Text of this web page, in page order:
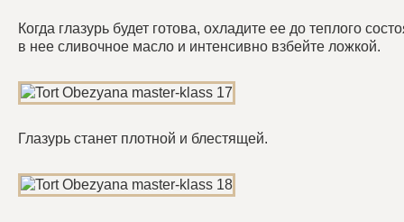
Когда глазурь будет готова, охладите ее до теплого
в нее сливочное масло и интенсивно взбейте ложкой.
Глазурь станет плотной и блестящей.